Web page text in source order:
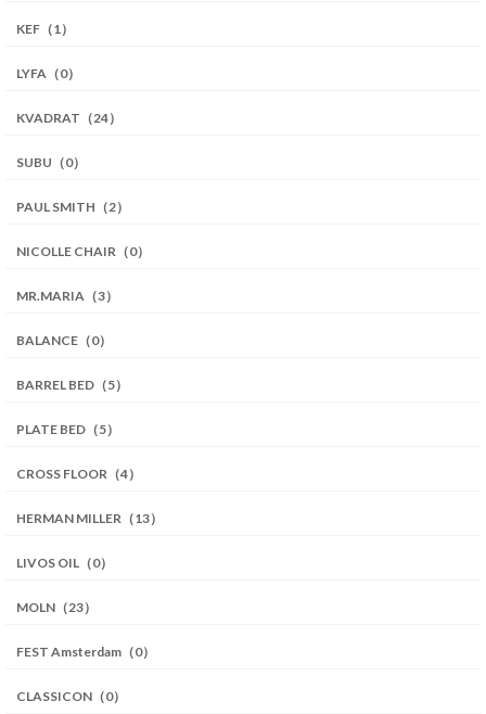
KEF（1）
LYFA（0）
KVADRAT（24）
SUBU（0）
PAUL SMITH（2）
NICOLLE CHAIR（0）
MR.MARIA（3）
BALANCE（0）
BARREL BED（5）
PLATE BED（5）
CROSS FLOOR（4）
HERMAN MILLER（13）
LIVOS OIL（0）
MOLN（23）
FEST Amsterdam（0）
CLASSICON（0）